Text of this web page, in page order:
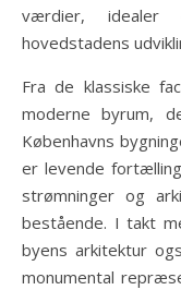
værdier,
hovedstadens
Fra de klassiske
moderne byrum,
Københavns
er levende
strømninger og
bestående. I takt
byens arkitektur
monumental